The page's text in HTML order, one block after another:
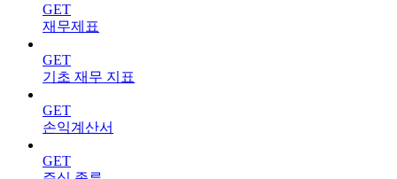
GET
재무제표
GET
기초 재무 지표
GET
손익계산서
GET